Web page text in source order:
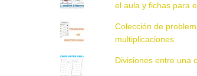
el aula y fichas para
Colección de
multiplicaciones
Divisiones entre una